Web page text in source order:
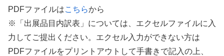
PDFファイルはこちらから
※「出展品目内訳表」については、エクセルファイルに入
力してご提出ください。エクセル入力ができない方は
PDFファイルをプリントアウトして手書きで記入の上、